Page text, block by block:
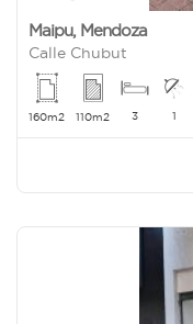
Maipu, Mendoza
Calle Chubut
160m2 110m2 3 1